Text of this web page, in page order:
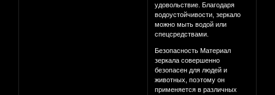
удовольствие. Благодаря
водоустойчивости, зеркало
можно мыть водой или
спецсредствами.
Безопасность Материал
зеркала совершенно
безопасен для людей и
животных, поэтому он
применяется в различных